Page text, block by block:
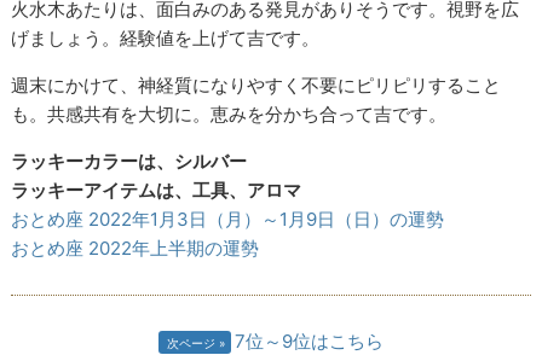
火水木あたりは、面白みのある発見がありそうです。視野を広
げましょう。経験値を上げて吉です。
週末にかけて、神経質になりやすく不要にピリピリすること
も。共感共有を大切に。恵みを分かち合って吉です。
ラッキーカラーは、シルバー
ラッキーアイテムは、工具、アロマ
おとめ座 2022年1月3日（月）～1月9日（日）の運勢
おとめ座 2022年上半期の運勢
次ページ 7位～9位はこちら